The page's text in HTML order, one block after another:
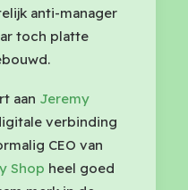
anti-manager
toch platte
aan Jeremy
verbinding
CEO van
Shop heel goed